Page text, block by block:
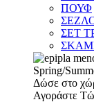
ΠΟΥΦ
ΣΕΤ
Spring/
Δώσε στο
Αγοράστε